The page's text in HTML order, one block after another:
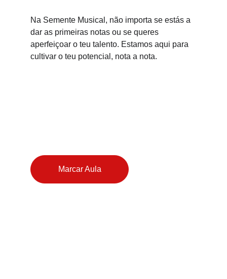
Na Semente Musical, não importa se estás a
dar as primeiras notas ou se queres
aperfeiçoar o teu talento. Estamos aqui para
cultivar o teu potencial, nota a nota.
Marcar Aula